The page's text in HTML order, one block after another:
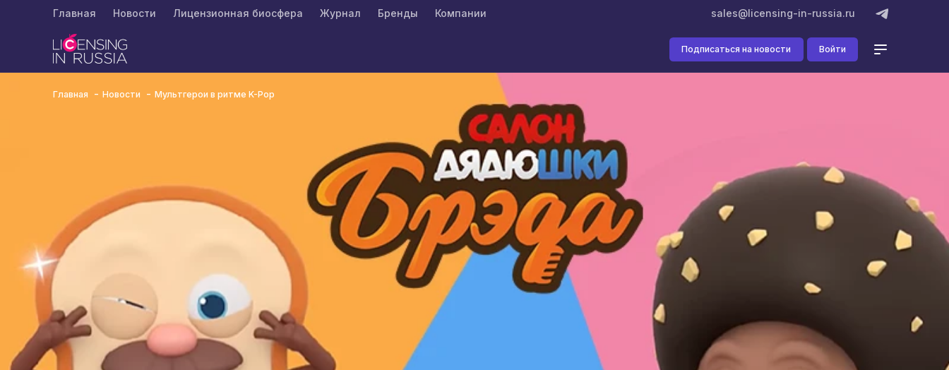
Главная Новости Лицензионная биосфера Журнал Бренды Компании sales@licensing-in-russia.ru
Подписаться на новости Войти
Главная Новости Мультгерои в ритме K-Pop